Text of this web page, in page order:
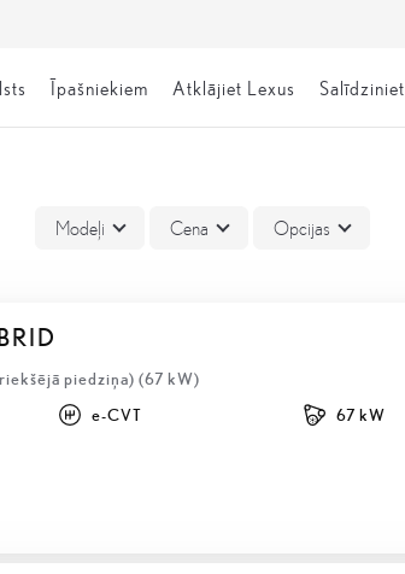
Īpašniekiem Atklājiet Lexus Salīdziniet
Modeļi Cena Opcijas
piedziņa) (67 kW)
e-CVT 67 kW